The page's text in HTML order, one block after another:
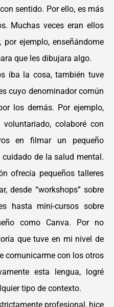
sentido. Por ello, es más
Muchas veces eran ellos
ejemplo, enseñándome
que les dibujara algo.
iba la cosa, también tuve
cuyo denominador común
los demás. Por ejemplo,
colaboré con
en filmar un pequeño
de la salud mental.
ofrecía pequeños talleres
desde “workshops” sobre
hasta mini-cursos sobre
como Canva. Por no
que tuve en mi nivel de
comunicarme con los otros
esta lengua, logré
tipo de contexto.
profesional, hice